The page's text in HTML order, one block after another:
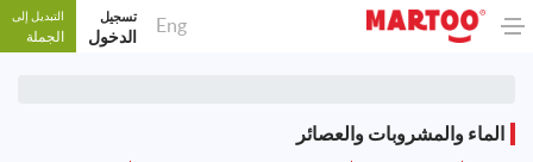
Eng تسجيل
الدخول
التبديل إلى
الجملة
الماء والمشروبات والعصائر